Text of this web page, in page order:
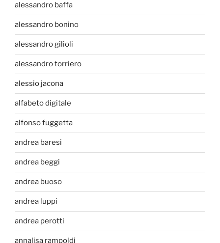
alessandro baffa
alessandro bonino
alessandro gilioli
alessandro torriero
alessio jacona
alfabeto digitale
alfonso fuggetta
andrea baresi
andrea beggi
andrea buoso
andrea luppi
andrea perotti
annalisa rampoldi